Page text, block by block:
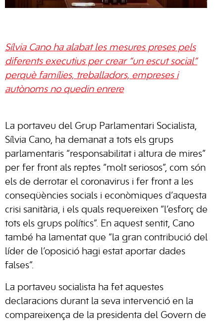
Sílvia Cano ha alabat les mesures preses pels
diferents executius per crear “un escut social”
perquè famílies, treballadors, empreses i
autònoms no quedin enrere
La portaveu del Grup Parlamentari Socialista,
Sílvia Cano, ha demanat a tots els grups
parlamentaris “responsabilitat i altura de mires”
per fer front als reptes “molt seriosos”, com són
els de derrotar el coronavirus i fer front a les
conseqüències socials i econòmiques d’aquesta
crisi sanitària, i els quals requereixen “l’esforç de
tots els grups polítics”. En aquest sentit, Cano
també ha lamentat que “la gran contribució del
líder de l’oposició hagi estat aportar dades
falses”.
La portaveu socialista ha fet aquestes
declaracions durant la seva intervenció en la
compareixença de la presidenta del Govern de